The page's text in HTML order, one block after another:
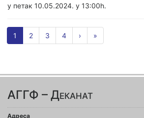
у петак 10.05.2024. у 13:00h.
1 2 3 4 › »
АГГФ – Деканат
Адреса